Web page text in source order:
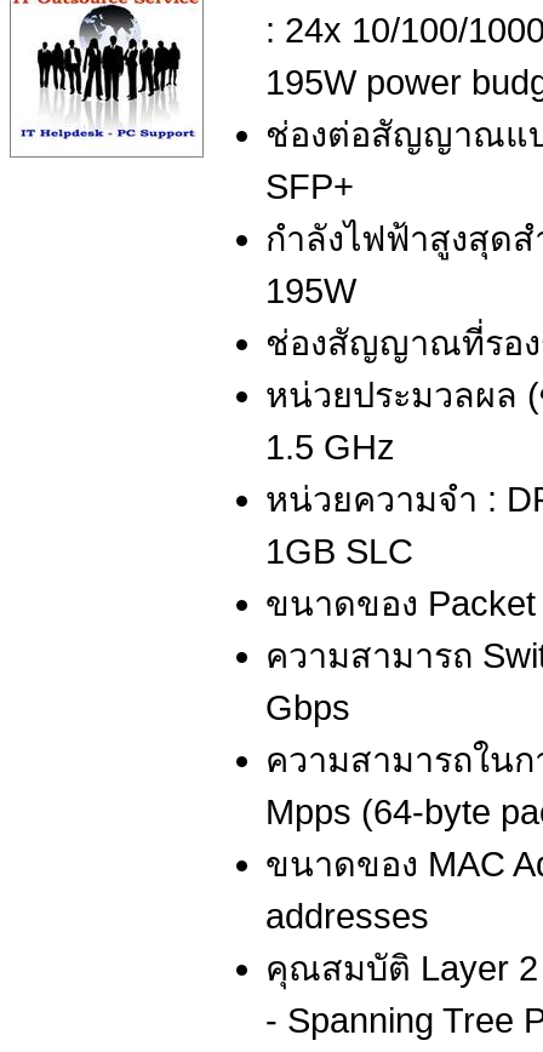
: 24x 10/100/
195W power
ช่องต่อสัญญาณแบ
SFP+
กำลังไฟฟ้าสูงสุด
195W
ช่องสัญญาณที่รอง
หน่วยประมวลผล
1.5 GHz
หน่วยความจำ :
1GB SLC
ขนาดของ Packet
ความสามารถ
Gbps
ความสามารถใน
Mpps (64-byte
ขนาดของ MAC
addresses
คุณสมบัติ Layer
- Spanning Tree